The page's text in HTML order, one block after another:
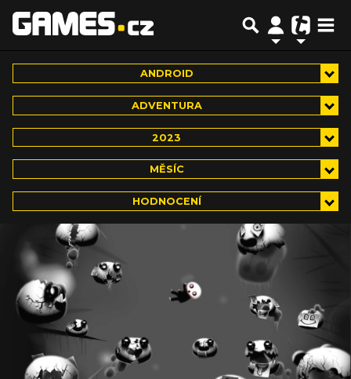
ANDROID
ADVENTURA
2023
MĚSÍC
HODNOCENÍ